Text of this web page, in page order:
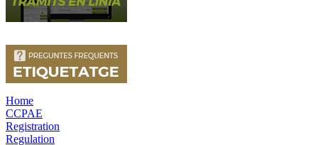
Home
CCPAE
Registration
Regulation